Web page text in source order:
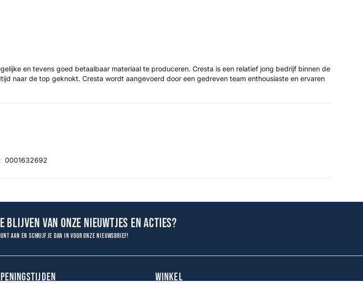
en tevens goed betaalbaar materiaal te produceren. Cresta is een relatief jong bedrijf binnen de
naar de top geknokt. Cresta wordt aangevoerd door een gedreven team enthousiaste en ervaren
0001632692
blijven van onze nieuwtjes en acties?
aan en schrijf je dan in voor onze nieuwsbrief!
WINKEL